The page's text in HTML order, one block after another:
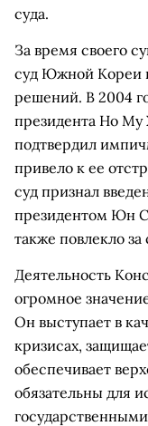
суда.
За время своего
суд Южной Кореи
решений. В 2004
президента Но Му
подтвердил
привело к ее
суд признал
президентом Юн
также повлекло
Деятельность
огромное
Он выступает в
кризисах,
обеспечивает
обязательны для